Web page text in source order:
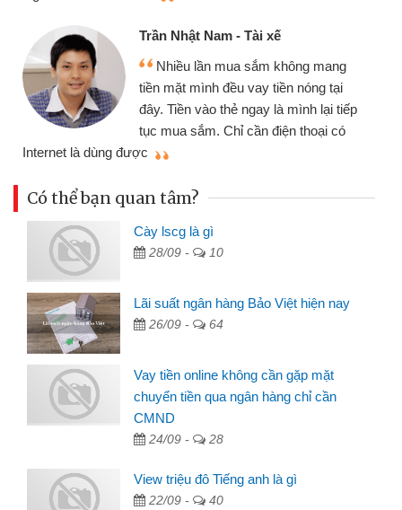
Trần Nhật Nam - Tài xế
Nhiều lần mua sắm không mang
tiền mặt mình đều vay tiền nóng tại
đây. Tiền vào thẻ ngay là mình lại tiếp
tục mua sắm. Chỉ cần điện thoại có
Internet là dùng được
Có thể bạn quan tâm?
Cày lscg là gì
28/09 - 10
Lãi suất ngân hàng Bảo Việt hiện nay
26/09 - 64
Vay tiền online không cần gặp mặt
chuyển tiền qua ngân hàng chỉ cần
CMND
24/09 - 28
View triệu đô Tiếng anh là gì
22/09 - 40